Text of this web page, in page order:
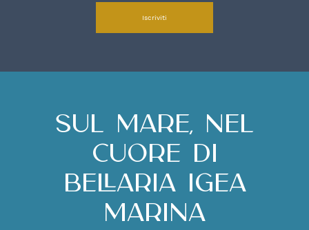
Iscriviti
Sul mare, nel
cuore di
Bellaria Igea
Marina